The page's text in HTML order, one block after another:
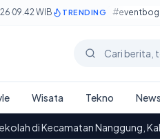
·09.42 WIB TRENDING
Cari berita
Wisata Tekno News
Nanggung, Kabupaten Bogor: